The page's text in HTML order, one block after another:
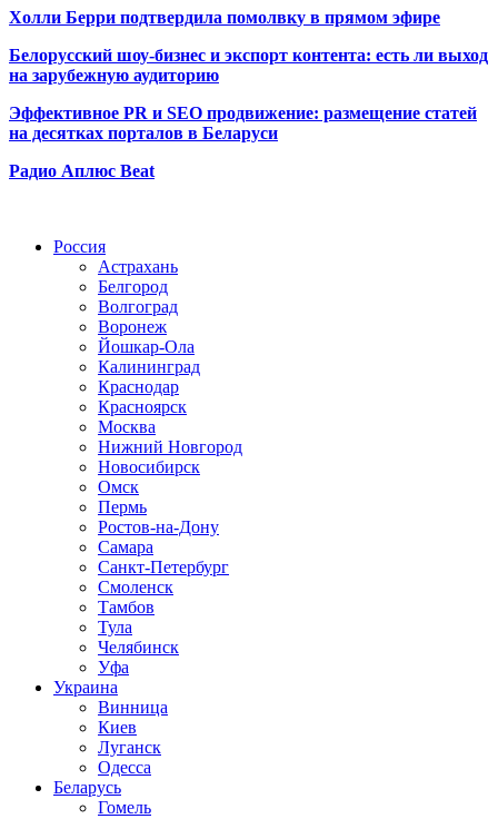
Холли Берри подтвердила помолвку в прямом эфире
Белорусский шоу-бизнес и экспорт контента: есть ли выход
на зарубежную аудиторию
Эффективное PR и SEO продвижение: размещение статей
на десятках порталов в Беларуси
Радио Аплюс Beat
Россия
Астрахань
Белгород
Волгоград
Воронеж
Йошкар-Ола
Калининград
Краснодар
Красноярск
Москва
Нижний Новгород
Новосибирск
Омск
Пермь
Ростов-на-Дону
Самара
Санкт-Петербург
Смоленск
Тамбов
Тула
Челябинск
Уфа
Украина
Винница
Киев
Луганск
Одесса
Беларусь
Гомель